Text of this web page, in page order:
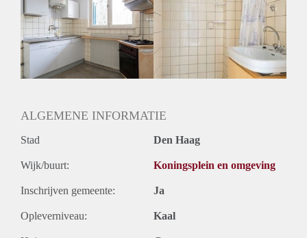
ALGEMENE INFORMATIE
Stad Den Haag
Wijk/buurt: Koningsplein en omgeving
Inschrijven gemeente: Ja
Opleverniveau: Kaal